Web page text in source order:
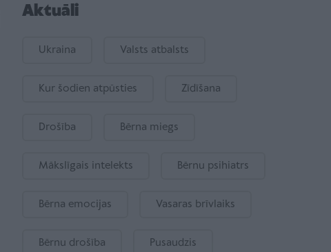
Aktuāli
Ukraina Valsts atbalsts
Kur šodien atpūsties Zīdīšana
Drošība Bērna miegs
Mākslīgais intelekts Bērnu psihiatrs
Bērna emocijas Vasaras brīvlaiks
Bērnu drošība Pusaudzis